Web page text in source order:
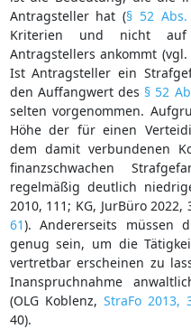
Antragsteller hat (§ 52
Kriterien und nicht auf
Antragstellers ankommt (vgl.
Ist Antragsteller ein
den Auffangwert des § 52
selten vorgenommen.
Höhe der für einen
dem damit verbundenen
finanzschwachen
regelmäßig deutlich
2010, 111; KG, JurBüro
61). Andererseits müssen
genug sein, um die
vertretbar erscheinen zu
Inanspruchnahme
(OLG Koblenz, StraFo 2013,
40).